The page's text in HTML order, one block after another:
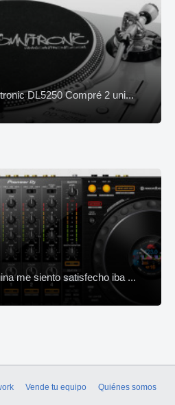
DL5250 Compré 2 uni...
me siento satisfecho iba ...
Vende tu equipo
Quiénes somos